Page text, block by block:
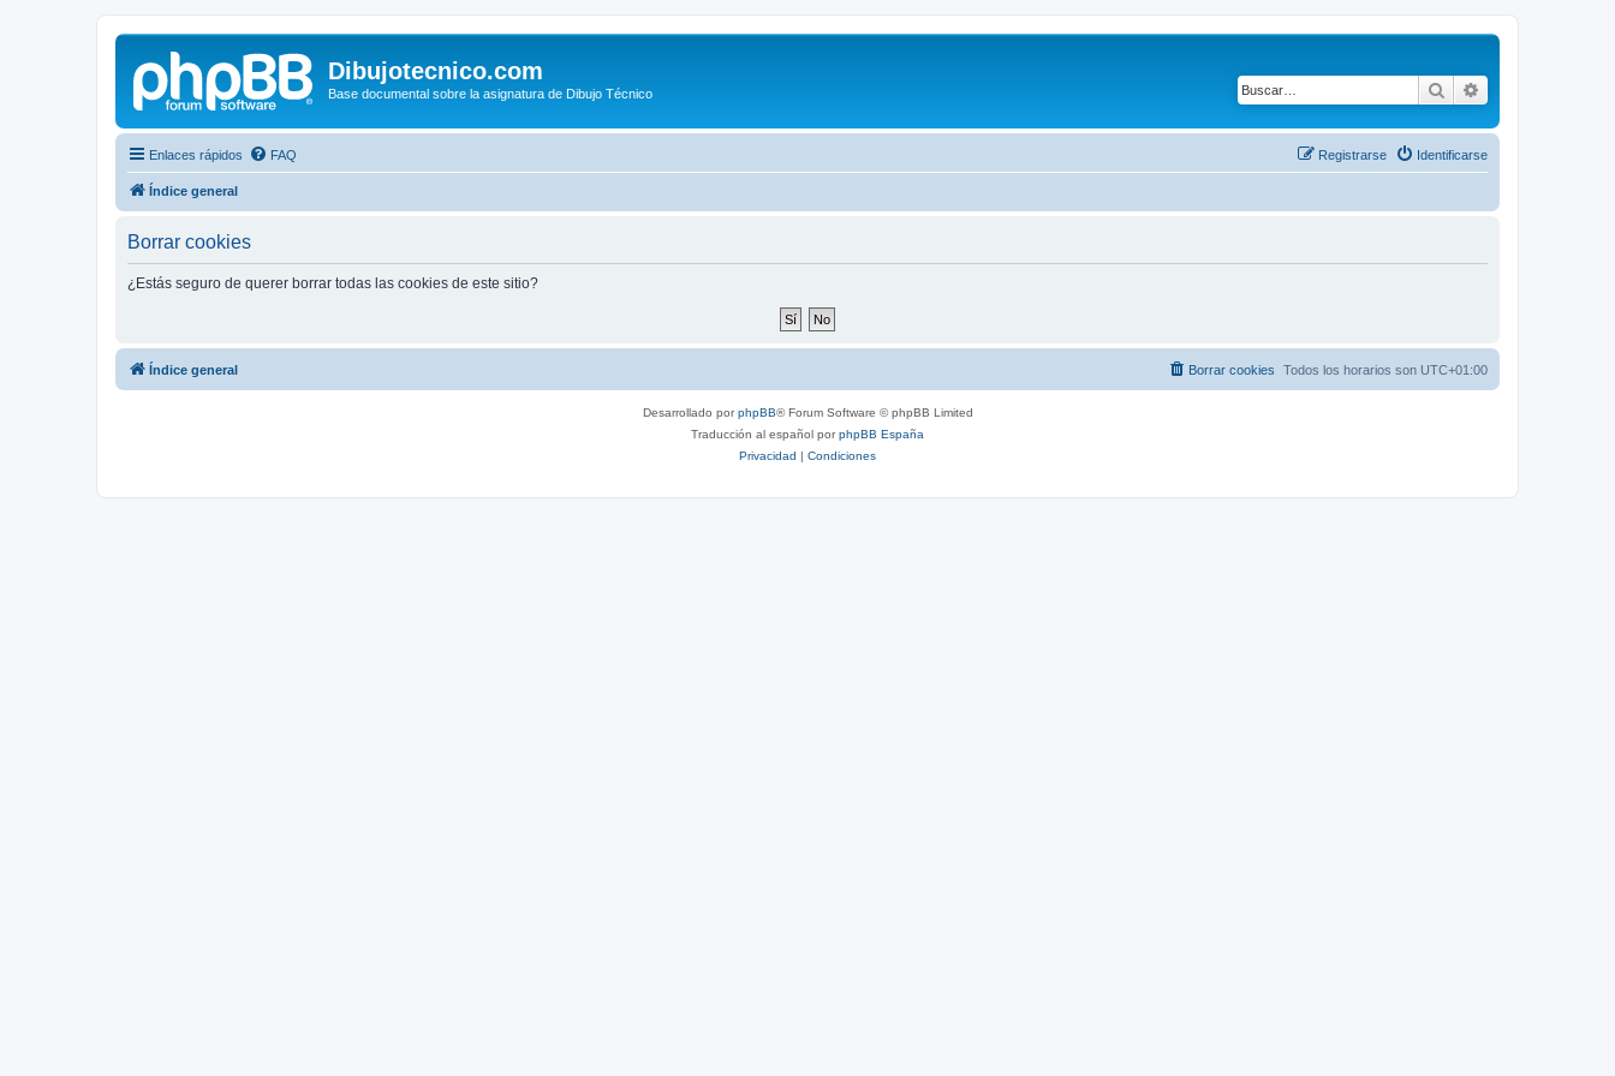
Dibujotecnico.com
Base documental sobre la asignatura de Dibujo Técnico Buscar
Enlaces rápidos FAQ Identificarse
Registrarse
Índice general
Borrar cookies
¿Estás seguro de querer borrar todas las cookies de este sitio?
Índice general Todos los horarios son UTC+01:00
Borrar cookies
Desarrollado porphpBB® Forum Software © phpBB Limited
Traducción al español porphpBB España
Privacidad | Condiciones